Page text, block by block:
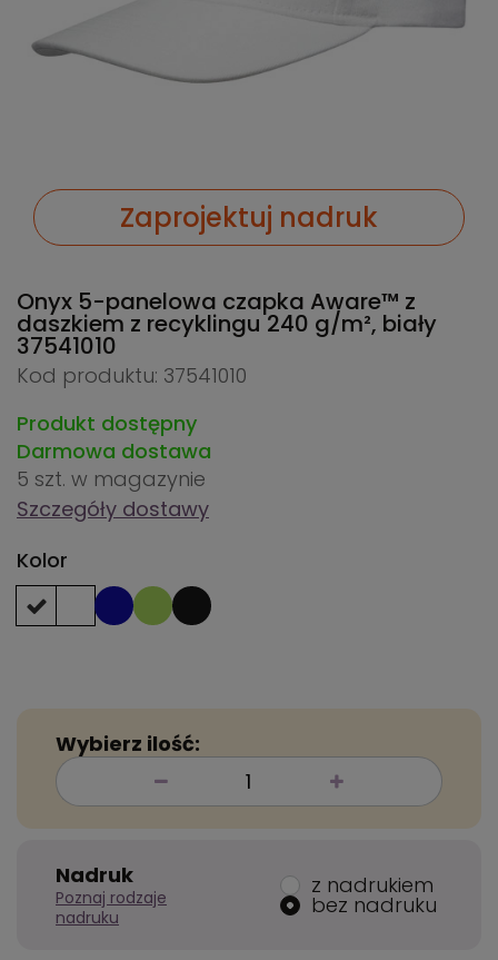
Zaprojektuj nadruk
Onyx 5-panelowa czapka Aware™ z
daszkiem z recyklingu 240 g/m², biały
37541010
Kod produktu: 37541010
Produkt dostępny
Darmowa dostawa
5 szt. w magazynie
Szczegóły dostawy
Kolor
Wybierz ilość:
Nadruk
Poznaj rodzaje
nadruku
z nadrukiem
bez nadruku